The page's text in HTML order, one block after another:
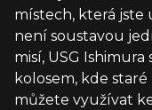
místech, která jste
není soustavou
misí, USG
kolosem, kde
můžete využívat